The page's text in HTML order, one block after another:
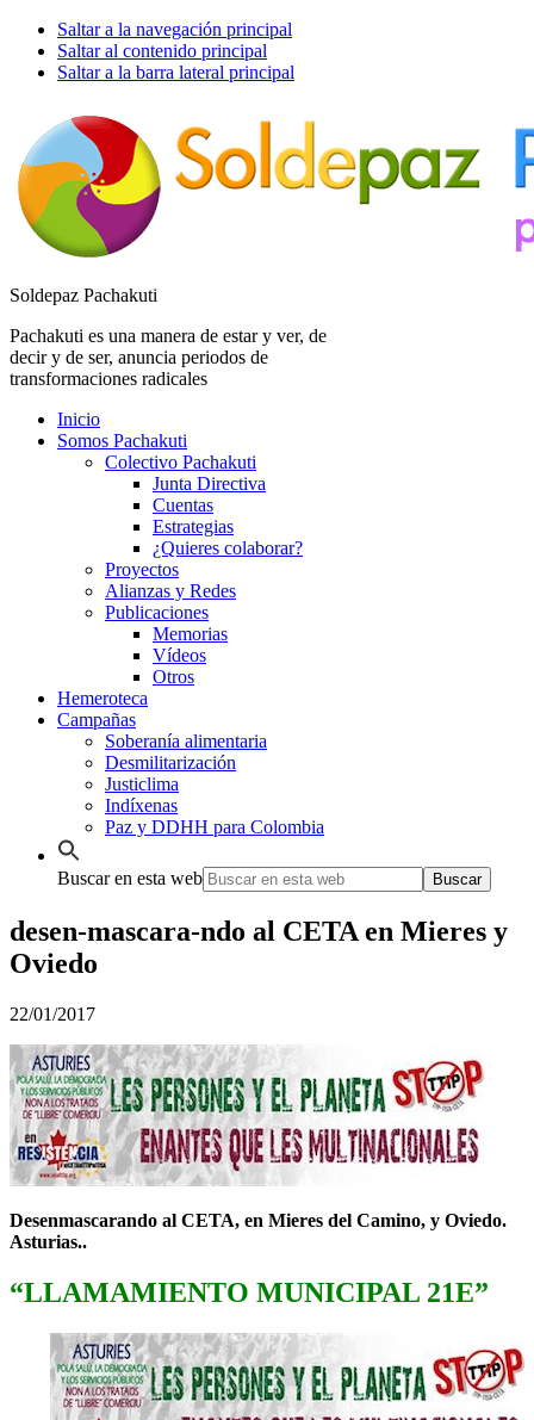
Saltar a la navegación principal
Saltar al contenido principal
Saltar a la barra lateral principal
Soldepaz Pachakuti
Pachakuti es una manera de estar y ver, de
decir y de ser, anuncia periodos de
transformaciones radicales
Inicio
Somos Pachakuti
Colectivo Pachakuti
Junta Directiva
Cuentas
Estrategias
¿Quieres colaborar?
Proyectos
Alianzas y Redes
Publicaciones
Memorias
Vídeos
Otros
Hemeroteca
Campañas
Soberanía alimentaria
Desmilitarización
Justiclima
Indíxenas
Paz y DDHH para Colombia
Buscar en esta web
desen-mascara-ndo al CETA en Mieres y
Oviedo
22/01/2017
Desenmascarando al CETA, en Mieres del Camino, y Oviedo.
Asturias..
“LLAMAMIENTO MUNICIPAL 21E”